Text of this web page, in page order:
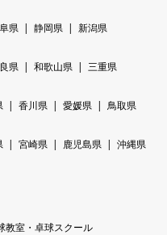
県 静岡県
新潟県
県 和歌山県
三重県
香川県 愛媛県
鳥取県
宮崎県 鹿児島県
沖縄県
教室・卓球スクール